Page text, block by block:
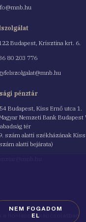
Budapest, Krisztina krt. 6.
80 203 776
pénztár
Budapest, Kiss Ernő utca 1.
Nemzeti Bank Budapest
tér
szám alatti székházának
alatti bejárata)
a honlappal kapcsolatban
NEM FOGADOM
EL